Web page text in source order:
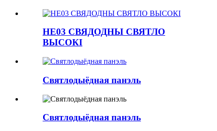
HE03 СВЯДОДНЫ СВЯТЛО
ВЫСОКІ
Святлодыёдная панэль
Святлодыёдная панэль